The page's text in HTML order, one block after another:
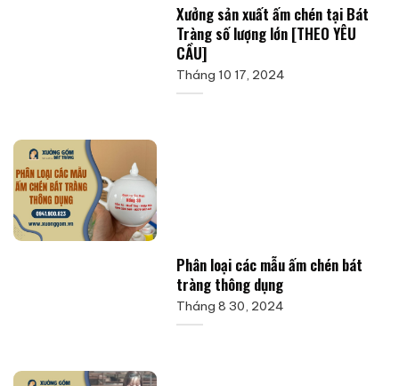
Xưởng sản xuất ấm chén tại Bát
Tràng số lượng lớn [THEO YÊU
CẦU]
Tháng 10 17, 2024
Phân loại các mẫu ấm chén bát
tràng thông dụng
Tháng 8 30, 2024